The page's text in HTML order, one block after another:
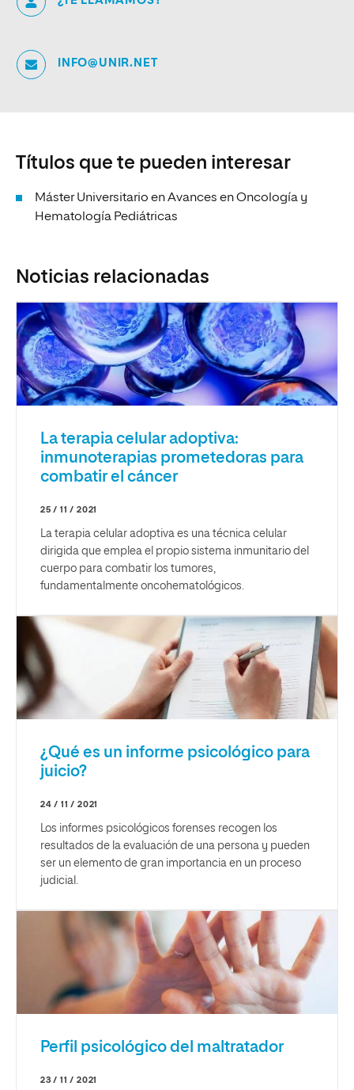
INFO@UNIR.NET
Títulos que te pueden interesar
Máster Universitario en Avances en Oncología y
Hematología Pediátricas
Noticias relacionadas
La terapia celular adoptiva:
inmunoterapias prometedoras para
combatir el cáncer
25 / 11 / 2021
La terapia celular adoptiva es una técnica celular
dirigida que emplea el propio sistema inmunitario del
cuerpo para combatir los tumores,
fundamentalmente oncohematológicos.
¿Qué es un informe psicológico para
juicio?
24 / 11 / 2021
Los informes psicológicos forenses recogen los
resultados de la evaluación de una persona y pueden
ser un elemento de gran importancia en un proceso
judicial.
Perfil psicológico del maltratador
23 / 11 / 2021